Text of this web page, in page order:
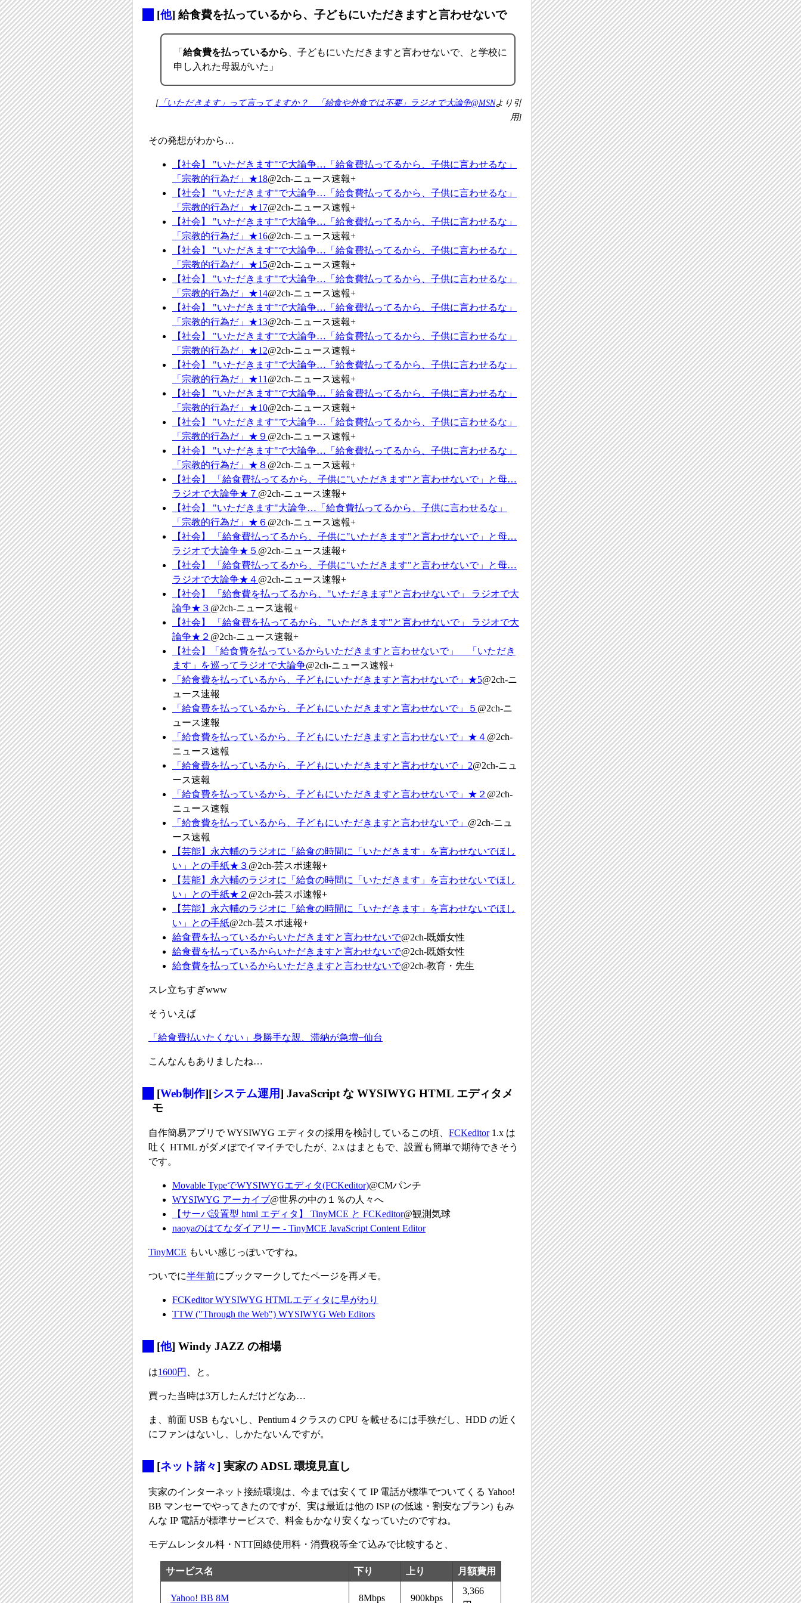
[他] 給食費を払っているから、子どもにいただきますと言わせないで
「 給食費を払っているから
、子どもにいただきますと言わせないで、と学校に
申し入れた母親がいた」
[「いただきます」って言ってますか？ 「給食や外食では不要」ラジオで大論争@MSNより引
用]
その発想がわから…
【社会】 "いただきます"で大論争…「給食費払ってるから、子供に言わせるな」
「宗教的行為だ」★18@2ch-ニュース速報+
【社会】 "いただきます"で大論争…「給食費払ってるから、子供に言わせるな」
「宗教的行為だ」★17@2ch-ニュース速報+
【社会】 "いただきます"で大論争…「給食費払ってるから、子供に言わせるな」
「宗教的行為だ」★16@2ch-ニュース速報+
【社会】 "いただきます"で大論争…「給食費払ってるから、子供に言わせるな」
「宗教的行為だ」★15@2ch-ニュース速報+
【社会】 "いただきます"で大論争…「給食費払ってるから、子供に言わせるな」
「宗教的行為だ」★14@2ch-ニュース速報+
【社会】 "いただきます"で大論争…「給食費払ってるから、子供に言わせるな」
「宗教的行為だ」★13@2ch-ニュース速報+
【社会】 "いただきます"で大論争…「給食費払ってるから、子供に言わせるな」
「宗教的行為だ」★12@2ch-ニュース速報+
【社会】 "いただきます"で大論争…「給食費払ってるから、子供に言わせるな」
「宗教的行為だ」★11 @2ch-ニュース速報+
【社会】 "いただきます"で大論争…「給食費払ってるから、子供に言わせるな」
「宗教的行為だ」★10@2ch-ニュース速報+
【社会】 "いただきます"で大論争…「給食費払ってるから、子供に言わせるな」
「宗教的行為だ」★９ @2ch-ニュース速報+
【社会】 "いただきます"で大論争…「給食費払ってるから、子供に言わせるな」
「宗教的行為だ」★８ @2ch-ニュース速報+
【社会】 「給食費払ってるから、子供に"いただきます"と言わせないで」と母…
ラジオで大論争★７ @2ch-ニュース速報+
【社会】 "いただきます"大論争…「給食費払ってるから、子供に言わせるな」
「宗教的行為だ」★６ @2ch-ニュース速報+
【社会】 「給食費払ってるから、子供に"いただきます"と言わせないで」と母…
ラジオで大論争★５ @2ch-ニュース速報+
【社会】 「給食費払ってるから、子供に"いただきます"と言わせないで」と母…
ラジオで大論争★４ @2ch-ニュース速報+
【社会】 「給食費を払ってるから、"いただきます"と言わせないで」 ラジオで大
論争★３ @2ch-ニュース速報+
【社会】 「給食費を払ってるから、"いただきます"と言わせないで」 ラジオで大
論争★２ @2ch-ニュース速報+
【社会】「給食費を払っているからいただきますと言わせないで」 「いただき
ます」を巡ってラジオで大論争@2ch-ニュース速報+
「給食費を払っているから、子どもにいただきますと言わせないで」★5@2ch-ニ
ュース速報
「給食費を払っているから、子どもにいただきますと言わせないで」５ @2ch-ニ
ュース速報
「給食費を払っているから、子どもにいただきますと言わせないで」★４ @2ch-
ニュース速報
「給食費を払っているから、子どもにいただきますと言わせないで」2@2ch-ニュ
ース速報
「給食費を払っているから、子どもにいただきますと言わせないで」★２ @2ch-
ニュース速報
「給食費を払っているから、子どもにいただきますと言わせないで」 @2ch-ニュ
ース速報
【芸能】永六輔のラジオに「給食の時間に「いただきます」を言わせないでほし
い」との手紙★３ @2ch-芸スポ速報+
【芸能】永六輔のラジオに「給食の時間に「いただきます」を言わせないでほし
い」との手紙★２ @2ch-芸スポ速報+
【芸能】永六輔のラジオに「給食の時間に「いただきます」を言わせないでほし
い」との手紙@2ch-芸スポ速報+
給食費を払っているからいただきますと言わせないで@2ch-既婚女性
給食費を払っているからいただきますと言わせないで@2ch-既婚女性
給食費を払っているからいただきますと言わせないで@2ch-教育・先生
スレ立ちすぎwww
そういえば
「給食費払いたくない」身勝手な親、滞納が急増−仙台
こんなんもありましたね…
[Web制作][システム運用] JavaScript な WYSIWYG HTML エディタメ
モ
自作簡易アプリで WYSIWYG エディタの採用を検討しているこの頃、 FCKeditor1.x は
吐く HTML がダメぽでイマイチでしたが、2.x はまともで、設置も簡単で期待できそう
です。
Movable TypeでWYSIWYGエディタ(FCKeditor)@CMパンチ
WYSIWYG アーカイブ@世界の中の１％の人々へ
【サーバ設置型 html エディタ】 TinyMCE と FCKeditor@観測気球
naoyaのはてなダイアリー - TinyMCE JavaScript Content Editor
TinyMCE もいい感じっぽいですね。
ついでに半年前にブックマークしてたページを再メモ。
FCKeditor WYSIWYG HTMLエディタに早がわり
TTW ("Through the Web") WYSIWYG Web Editors
[他] Windy JAZZ の相場
は1600円 、と。
買った当時は3万したんだけどなあ…
ま、前面 USB もないし、Pentium 4 クラスの CPU を載せるには手狭だし、HDD の近く
にファンはないし、しかたないんですが。
[ネット諸々] 実家の ADSL 環境見直し
実家のインターネット接続環境は、今までは安くて IP 電話が標準でついてくる Yahoo!
BB マンセーでやってきたのですが、実は最近は他の ISP (の低速・割安なプラン) もみ
んな IP 電話が標準サービスで、料金もかなり安くなっていたのですね。
モデムレンタル料・NTT回線使用料・消費税等全て込みで比較すると、
サービス名 下り 上り 月額費用
Yahoo! BB 8M 8Mbps 900kbps
3,366